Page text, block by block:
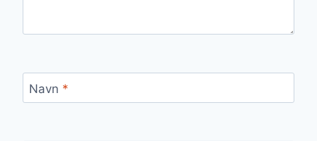
Navn *